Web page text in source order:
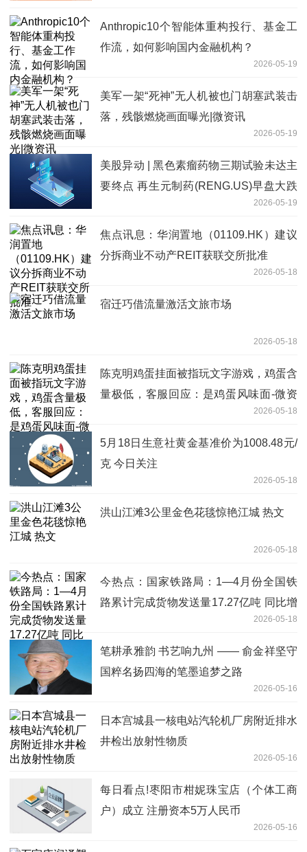
Anthropic10个智能体重构投行、基金工
作流，如何影响国内金融机构？
2026-05-19
美军一架“死神”无人机被也门胡塞武装击
落，残骸燃烧画面曝光|微资讯
2026-05-19
美股异动 | 黑色素瘤药物三期试验未达主
要终点 再生元制药(RENG.US)早盘大跌
2026-05-19
焦点讯息：华润置地（01109.HK）建议
分拆商业不动产REIT获联交所批准
2026-05-18
宿迁巧借流量激活文旅市场
2026-05-18
陈克明鸡蛋挂面被指玩文字游戏，鸡蛋含
量极低，客服回应：是鸡蛋风味面-微资
2026-05-18
5月18日生意社黄金基准价为1008.48元/
克 今日关注
2026-05-18
洪山江滩3公里金色花毯惊艳江城 热文
2026-05-18
今热点：国家铁路局：1—4月份全国铁
路累计完成货物发送量17.27亿吨 同比增
2026-05-18
笔耕承雅韵 书艺响九州 —— 俞金祥坚守
国粹名扬四海的笔墨追梦之路
2026-05-16
日本宫城县一核电站汽轮机厂房附近排水
井检出放射性物质
2026-05-16
每日看点!枣阳市柑妮珠宝店（个体工商
户）成立 注册资本5万人民币
2026-05-16